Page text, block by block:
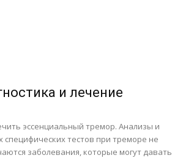
и лечение
эссенциальный тремор. Анализы и
специфических тестов при треморе не
заболевания, которые могут давать